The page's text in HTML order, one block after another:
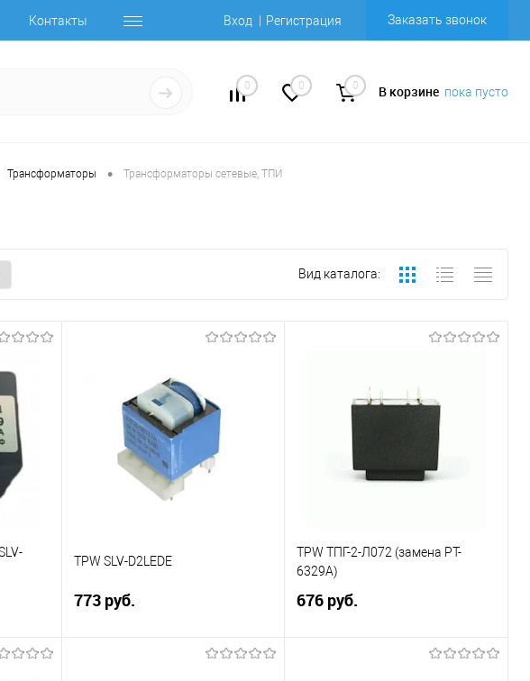
Контакты Вход Регистрация Заказать звонок
0 0 0 В корзине пока пусто
Трансформаторы • Трансформаторы сетевые, ТПИ
Вид каталога:
TPW SLV-D2LEDE
773 руб.
TPW ТПГ-2-Л072 (замена PT-
6329A)
676 руб.